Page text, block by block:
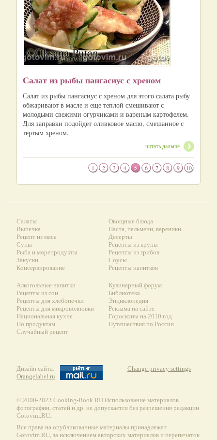
Салат из рыбы пангасиус с хреном
Салат из рыбы пангасиус с хреном для этого салата рыбу
обжаривают в масле и еще теплой смешивают с
молодыми свежими огурчиками и вареным картофелем.
Для заправки подойдет оливковое масло, смешанное с
тертым хреном.
читать дальше
1 2 3 4 5 6 7 8 9 10
Салаты
Выпечка
Рецепт из мяса
Супы
Рыба и морепродукты
Закуски
Консервирование
Овощные блюда
Паста, пельмени, вареники...
Десерты
Рецепты из крупы
Рецепты из грибов
Соусы
Рецепты напитков
Алкогольные напитки
Рецепты из сои
Рецепты для хлебопечки
Рецепты для микроволновки
Национальная кухня
По продуктам
Случайный рецепт
Кулинарный форум
Библиотека
Энциклопедия
Реклама на сайте
Гороскопы на 2010 год
Путешествия по России
Дизайн сайта:
Orangelabel.ru
Change privacy settings
© 2000-2023 Сooking-Book.RU Использование материалов
фотографии, статей и др. не допускается без разрешения редакции
Gotovim.RU.
Все права на опубликованные материалы принадлежат
Gotovim.RU, за исключением авторских материалов и перепечаток